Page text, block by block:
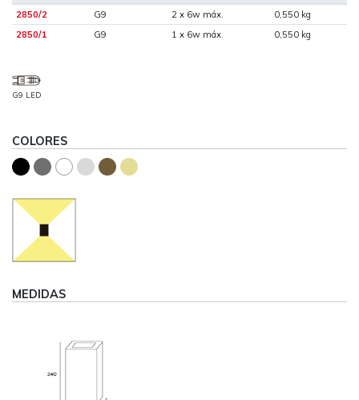
2850/2
G9 2 x 6w máx.
0,550 kg
2850/1
G9 1 x 6w máx. 0,550 kg
G9 LED
COLORES
MEDIDAS